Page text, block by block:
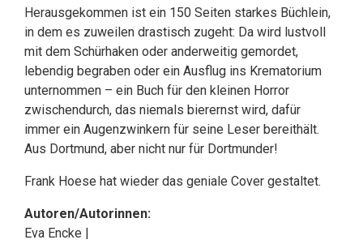
Herausgekommen ist ein 150 Seiten starkes Büchlein,
in dem es zuweilen drastisch zugeht: Da wird lustvoll
mit dem Schürhaken oder anderweitig gemordet,
lebendig begraben oder ein Ausflug ins Krematorium
unternommen – ein Buch für den kleinen Horror
zwischendurch, das niemals bierernst wird, dafür
immer ein Augenzwinkern für seine Leser bereithält.
Aus Dortmund, aber nicht nur für Dortmunder!
Frank Hoese hat wieder das geniale Cover gestaltet.
Autoren/Autorinnen:
Eva Encke |